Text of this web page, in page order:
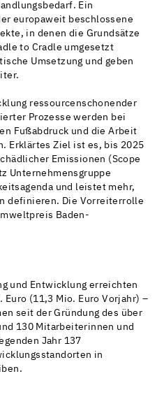
Ein
europaweit beschlossene
in denen die Grundsätze
to Cradle umgesetzt
Umsetzung und geben
ressourcenschonender
Prozesse werden bei
Fußabdruck und die Arbeit
Erklärtes Ziel ist es, bis 2025
Emissionen (Scope
Unternehmensgruppe
und leistet mehr,
definieren. Die Vorreiterrolle
Baden-
und Entwicklung erreichten
(11,3 Mio. Euro Vorjahr) –
seit der Gründung des über
130 Mitarbeiterinnen und
Jahr 137
in